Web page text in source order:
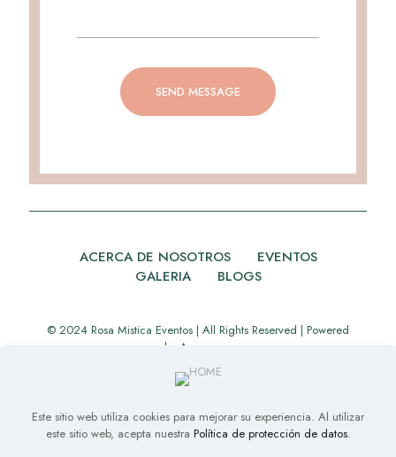
ACERCA DE NOSOTROS
EVENTOS
GALERIA
BLOGS
© 2024 Rosa Mistica Eventos | All Rights Reserved | Powered
by
Appverse
Este sitio web utiliza cookies para mejorar su experiencia. Al utilizar
este sitio web, acepta nuestra Política de protección de datos.